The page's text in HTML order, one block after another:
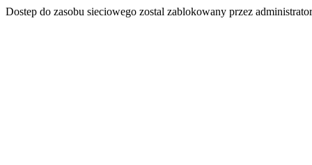
Dostep do zasobu sieciowego zostal zablokowany przez